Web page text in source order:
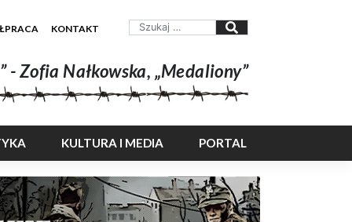
KONTAKT
Zofia Nałkowska, „Medaliony”
KULTURA I MEDIA PORTAL